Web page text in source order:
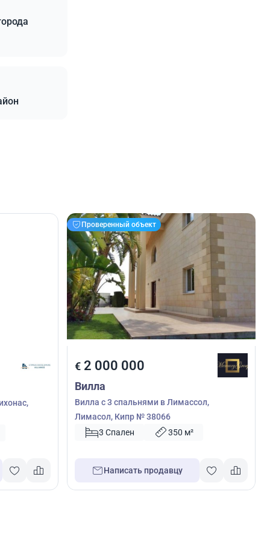
Проверенный объект
€2 000 000
Вилла
Вилла с 3 спальнями в Лимассол,
Лимасол, Кипр № 38066
3 Спален
350 м²
Написать продавцу